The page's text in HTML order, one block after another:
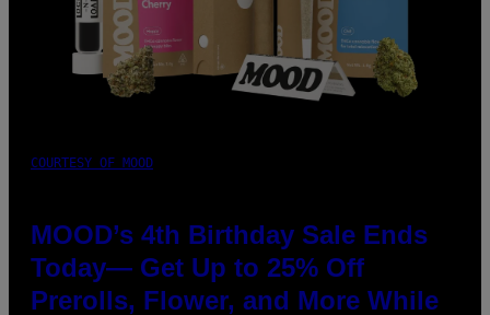
COURTESY OF MOOD
MOOD’s 4th Birthday Sale Ends
Today— Get Up to 25% Off
Prerolls, Flower, and More While